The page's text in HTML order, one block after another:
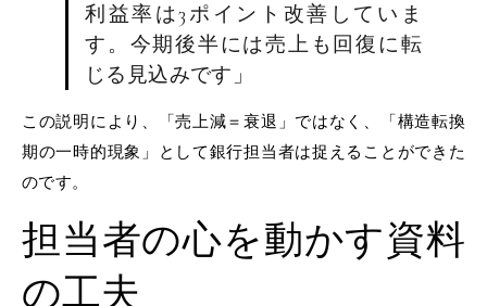
利益率は3ポイント改善していま
す。今期後半には売上も回復に転
じる見込みです」
この説明により、「売上減＝衰退」ではなく、「構造転換
期の一時的現象」として銀行担当者は捉えることができた
のです。
担当者の心を動かす資料
の工夫